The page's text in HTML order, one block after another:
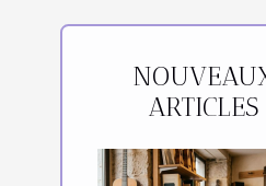
ARTICLES